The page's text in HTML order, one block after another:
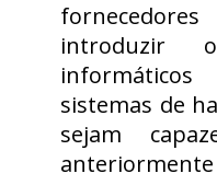
introduzir
sistemas de
sejam
anteriormente